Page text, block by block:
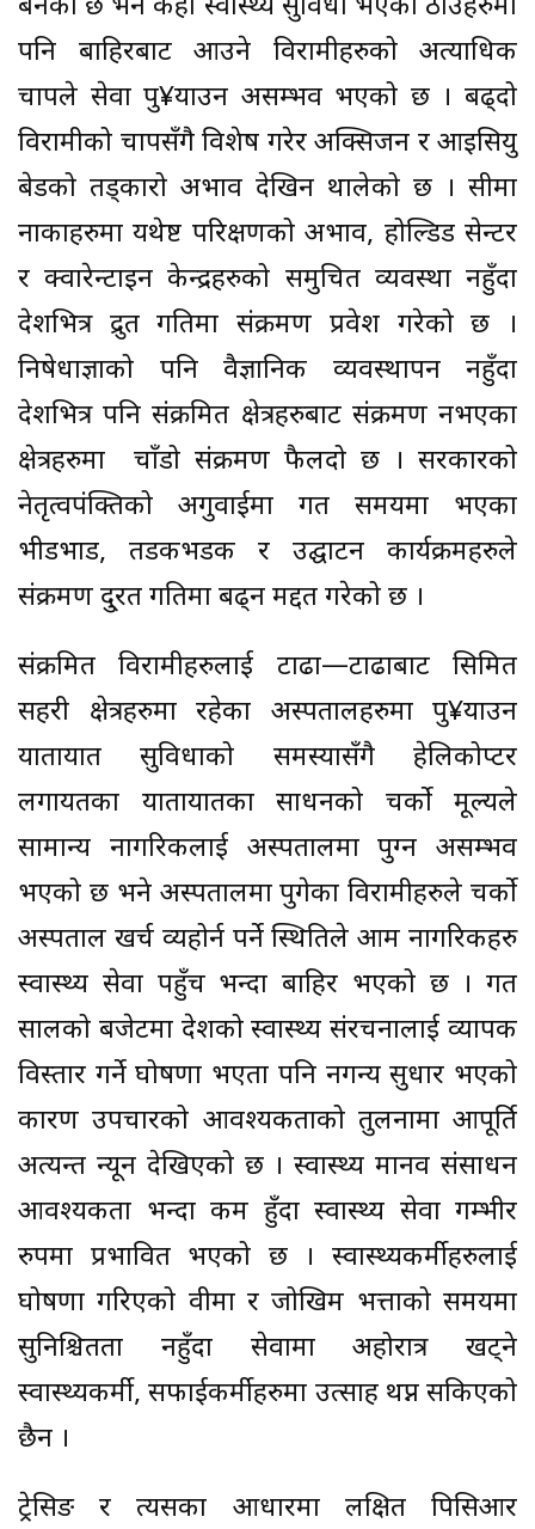
बनेको छ भने केही स्वास्थ्य सुविधा भएका ठाउँहरुमा
पनि बाहिरबाट आउने विरामीहरुको अत्याधिक
चापले सेवा पु¥याउन असम्भव भएको छ । बढ्दो
विरामीको चापसँगै विशेष गरेर अक्सिजन र आइसियु
बेडको तड्कारो अभाव देखिन थालेको छ । सीमा
नाकाहरुमा यथेष्ट परिक्षणको अभाव, होल्डिड सेन्टर
र क्वारेन्टाइन केन्द्रहरुको समुचित व्यवस्था नहुँदा
देशभित्र द्रुत गतिमा संक्रमण प्रवेश गरेको छ ।
निषेधाज्ञाको पनि वैज्ञानिक व्यवस्थापन नहुँदा
देशभित्र पनि संक्रमित क्षेत्रहरुबाट संक्रमण नभएका
क्षेत्रहरुमा चाँडो संक्रमण फैलदो छ । सरकारको
नेतृत्वपंक्तिको अगुवाईमा गत समयमा भएका
भीडभाड, तडकभडक र उद्घाटन कार्यक्रमहरुले
संक्रमण दु्रत गतिमा बढ्न मद्दत गरेको छ ।
संक्रमित विरामीहरुलाई टाढा—टाढाबाट सिमित
सहरी क्षेत्रहरुमा रहेका अस्पतालहरुमा पु¥याउन
यातायात सुविधाको समस्यासँगै हेलिकोप्टर
लगायतका यातायातका साधनको चर्को मूल्यले
सामान्य नागरिकलाई अस्पतालमा पुग्न असम्भव
भएको छ भने अस्पतालमा पुगेका विरामीहरुले चर्को
अस्पताल खर्च व्यहोर्न पर्ने स्थितिले आम नागरिकहरु
स्वास्थ्य सेवा पहुँच भन्दा बाहिर भएको छ । गत
सालको बजेटमा देशको स्वास्थ्य संरचनालाई व्यापक
विस्तार गर्ने घोषणा भएता पनि नगन्य सुधार भएको
कारण उपचारको आवश्यकताको तुलनामा आपूर्ति
अत्यन्त न्यून देखिएको छ । स्वास्थ्य मानव संसाधन
आवश्यकता भन्दा कम हुँदा स्वास्थ्य सेवा गम्भीर
रुपमा प्रभावित भएको छ । स्वास्थ्यकर्मीहरुलाई
घोषणा गरिएको वीमा र जोखिम भत्ताको समयमा
सुनिश्चितता नहुँदा सेवामा अहोरात्र खट्ने
स्वास्थ्यकर्मी, सफाईकर्मीहरुमा उत्साह थप्न सकिएको
छैन ।
ट्रेसिङ र त्यसका आधारमा लक्षित पिसिआर